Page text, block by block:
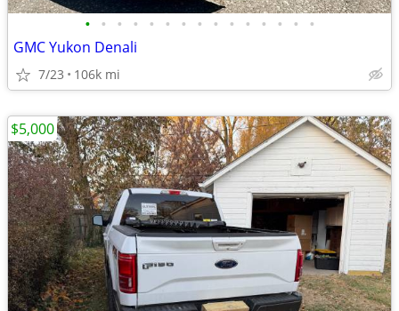
• • • • • • • • • • • • • • •
GMC Yukon Denali
7/23 106k mi
$5,000